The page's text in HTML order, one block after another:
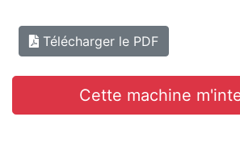
Télécharger le PDF
Cette machine